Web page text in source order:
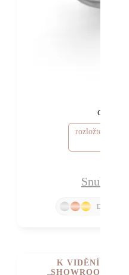
od
rozložte si cenu
Snubní
K VIDĚNÍ V
SHOWROOMU